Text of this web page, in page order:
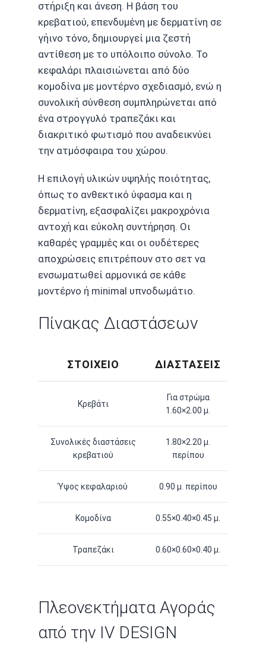
στήριξη και άνεση. Η βάση του
κρεβατιού, επενδυμένη με δερματίνη σε
γήινο τόνο, δημιουργεί μια ζεστή
αντίθεση με το υπόλοιπο σύνολο. Το
κεφαλάρι πλαισιώνεται από δύο
κομοδίνα με μοντέρνο σχεδιασμό, ενώ η
συνολική σύνθεση συμπληρώνεται από
ένα στρογγυλό τραπεζάκι και
διακριτικό φωτισμό που αναδεικνύει
την ατμόσφαιρα του χώρου.
Η επιλογή υλικών υψηλής ποιότητας,
όπως το ανθεκτικό ύφασμα και η
δερματίνη, εξασφαλίζει μακροχρόνια
αντοχή και εύκολη συντήρηση. Οι
καθαρές γραμμές και οι ουδέτερες
αποχρώσεις επιτρέπουν στο σετ να
ενσωματωθεί αρμονικά σε κάθε
μοντέρνο ή minimal υπνοδωμάτιο.
Πίνακας Διαστάσεων
ΣΤΟΙΧΕΊΟ ΔΙΑΣΤΆΣΕΙΣ
Κρεβάτι
Για στρώμα
1.60×2.00 μ.
Συνολικές διαστάσεις
κρεβατιού
1.80×2.20 μ.
περίπου
Ύψος κεφαλαριού 0.90 μ. περίπου
Κομοδίνα 0.55×0.40×0.45 μ.
Τραπεζάκι 0.60×0.60×0.40 μ.
Πλεονεκτήματα Αγοράς
από την IV DESIGN